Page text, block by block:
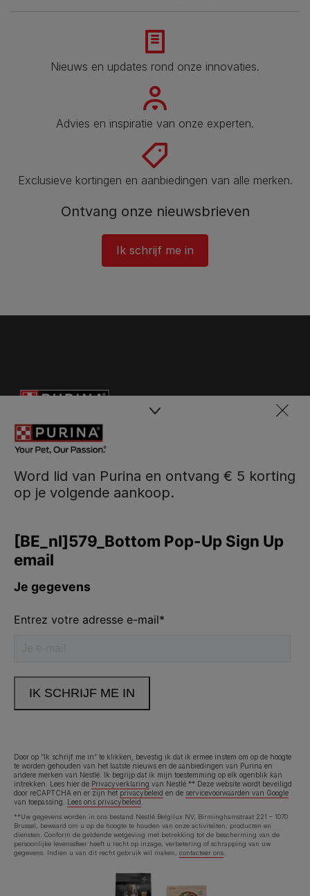
Nieuws en updates rond onze innovaties.
Advies en inspiratie van onze experten.
Exclusieve kortingen en aanbiedingen van alle merken.
Ontvang onze nieuwsbrieven
Ik schrijf me in
Word lid van Purina en ontvang € 5 korting
op je volgende aankoop.
Door op “Ik schrijf me in” te klikken, bevestig ik dat ik ermee instem om op de hoogte
te worden gehouden van het laatste nieuws en de aanbiedingen van Purina en
andere merken van Nestlé. Ik begrijp dat ik mijn toestemming op elk ogenblik kan
intrekken. Lees hier de Privacyverklaring van Nestlé.** Deze website wordt beveiligd
door reCAPTCHA en er zijn het privacybeleid en de servicevoorwaarden van Google
van toepassing.
Lees ons privacybeleid
**Uw gegevens worden in ons bestand Nestlé Belgilux NV, Birminghamstraat 221 – 1070
Brussel, bewaard om u op de hoogte te houden van onze activiteiten, producten en
diensten. Conform de geldende wetgeving met betrekking tot de bescherming van de
persoonlijke levenssfeer heeft u recht op inzage, verbetering of schrapping van uw
gegevens. Indien u van dit recht gebruik wil maken, contacteer ons.
Neem contact met ons op
Legal (footer) (NL)
Toegankelijkheidsverklaring Gebruiksvoorwaarden
Privacyverklaring Cookies